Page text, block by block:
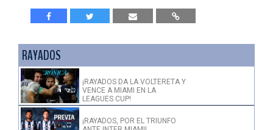
RAYADOS
¡RAYADOS DA LA VOLTERETA Y
VENCE A MIAMI EN LA
LEAGUES CUP!
¡RAYADOS, POR EL TRIUNFO